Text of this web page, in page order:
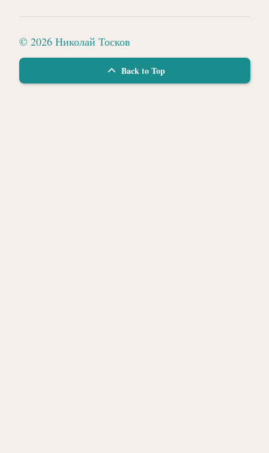
© 2026 Николай Тосков
Back to Top